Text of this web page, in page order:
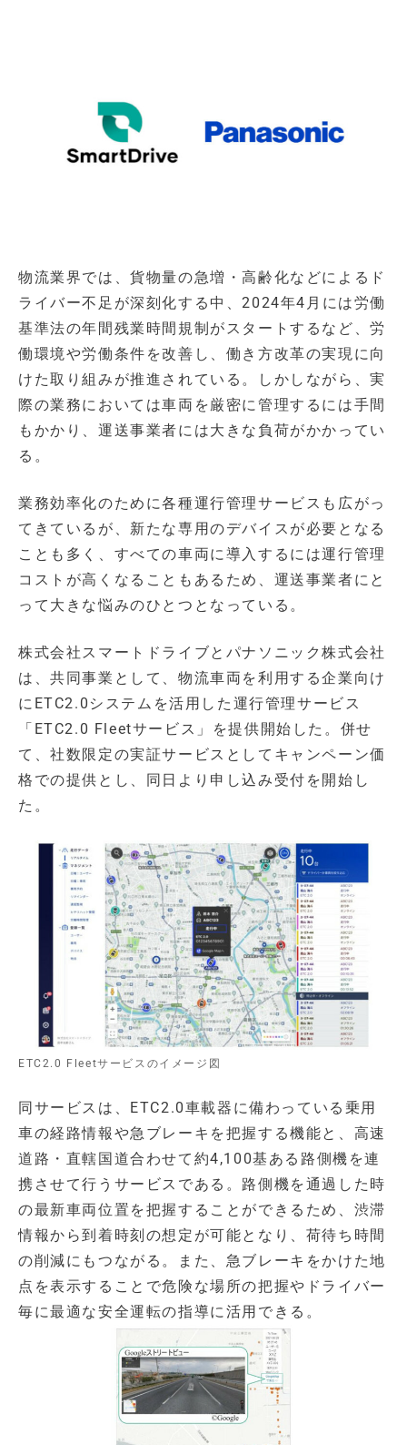
物流業界では、貨物量の急増・高齢化などによるド
ライバー不足が深刻化する中、2024年4月には労働
基準法の年間残業時間規制がスタートするなど、労
働環境や労働条件を改善し、働き方改革の実現に向
けた取り組みが推進されている。しかしながら、実
際の業務においては車両を厳密に管理するには手間
もかかり、運送事業者には大きな負荷がかかってい
る。
業務効率化のために各種運行管理サービスも広がっ
てきているが、新たな専用のデバイスが必要となる
ことも多く、すべての車両に導入するには運行管理
コストが高くなることもあるため、運送事業者にと
って大きな悩みのひとつとなっている。
株式会社スマートドライブとパナソニック株式会社
は、共同事業として、物流車両を利用する企業向け
にETC2.0システムを活用した運行管理サービス
「ETC2.0 Fleetサービス」を提供開始した。併せ
て、社数限定の実証サービスとしてキャンペーン価
格での提供とし、同日より申し込み受付を開始し
た。
ETC2.0 Fleetサービスのイメージ図
同サービスは、ETC2.0車載器に備わっている乗用
車の経路情報や急ブレーキを把握する機能と、高速
道路・直轄国道合わせて約4,100基ある路側機を連
携させて行うサービスである。路側機を通過した時
の最新車両位置を把握することができるため、渋滞
情報から到着時刻の想定が可能となり、荷待ち時間
の削減にもつながる。また、急ブレーキをかけた地
点を表示することで危険な場所の把握やドライバー
毎に最適な安全運転の指導に活用できる。